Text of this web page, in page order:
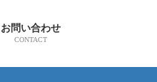
お問い合わせ
CONTACT